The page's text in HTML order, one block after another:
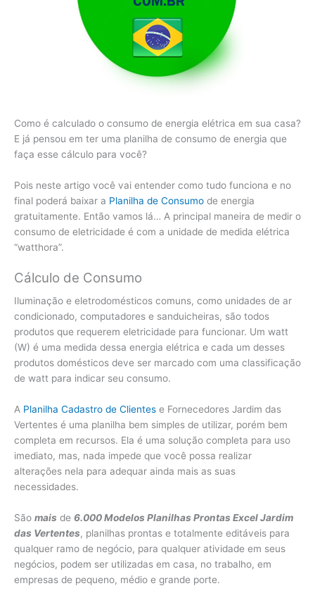
Como é calculado o consumo de energia elétrica em sua casa?
E já pensou em ter uma planilha de consumo de energia que
faça esse cálculo para você?
Pois neste artigo você vai entender como tudo funciona e no
final poderá baixar a Planilha de Consumo de energia
gratuitamente. Então vamos lá… A principal maneira de medir o
consumo de eletricidade é com a unidade de medida elétrica
“watthora”.
Cálculo de Consumo
Iluminação e eletrodomésticos comuns, como unidades de ar
condicionado, computadores e sanduicheiras, são todos
produtos que requerem eletricidade para funcionar. Um watt
(W) é uma medida dessa energia elétrica e cada um desses
produtos domésticos deve ser marcado com uma classificação
de watt para indicar seu consumo.
A Planilha Cadastro de Clientes e Fornecedores Jardim das
Vertentes é uma planilha bem simples de utilizar, porém bem
completa em recursos. Ela é uma solução completa para uso
imediato, mas, nada impede que você possa realizar
alterações nela para adequar ainda mais as suas
necessidades.
São mais de 6.000 Modelos Planilhas Prontas Excel Jardim
das Vertentes, planilhas prontas e totalmente editáveis para
qualquer ramo de negócio, para qualquer atividade em seus
negócios, podem ser utilizadas em casa, no trabalho, em
empresas de pequeno, médio e grande porte.